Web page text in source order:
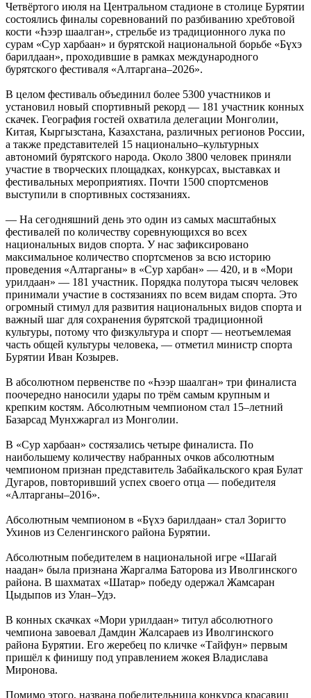
Четвёртого июля на Центральном стадионе в столице Бурятии
состоялись финалы соревнований по разбиванию хребтовой
кости «Һээр шаалган», стрельбе из традиционного лука по
сурам «Сур харбаан» и бурятской национальной борьбе «Бүхэ
барилдаан», проходившие в рамках международного
бурятского фестиваля «Алтаргана–2026».
В целом фестиваль объединил более 5300 участников и
установил новый спортивный рекорд — 181 участник конных
скачек. География гостей охватила делегации Монголии,
Китая, Кыргызстана, Казахстана, различных регионов России,
а также представителей 15 национально–культурных
автономий бурятского народа. Около 3800 человек приняли
участие в творческих площадках, конкурсах, выставках и
фестивальных мероприятиях. Почти 1500 спортсменов
выступили в спортивных состязаниях.
— На сегодняшний день это один из самых масштабных
фестивалей по количеству соревнующихся во всех
национальных видов спорта. У нас зафиксировано
максимальное количество спортсменов за всю историю
проведения «Алтарганы» в «Сур харбан» — 420, и в «Мори
урилдаан» — 181 участник. Порядка полутора тысяч человек
принимали участие в состязаниях по всем видам спорта. Это
огромный стимул для развития национальных видов спорта и
важный шаг для сохранения бурятской традиционной
культуры, потому что физкультура и спорт — неотъемлемая
часть общей культуры человека, — отметил министр спорта
Бурятии Иван Козырев.
В абсолютном первенстве по «Һээр шаалган» три финалиста
поочередно наносили удары по трём самым крупным и
крепким костям. Абсолютным чемпионом стал 15–летний
Базарсад Мунхжаргал из Монголии.
В «Сур харбаан» состязались четыре финалиста. По
наибольшему количеству набранных очков абсолютным
чемпионом признан представитель Забайкальского края Булат
Дугаров, повторивший успех своего отца — победителя
«Алтарганы–2016».
Абсолютным чемпионом в «Бүхэ барилдаан» стал Зоригто
Ухинов из Селенгинского района Бурятии.
Абсолютным победителем в национальной игре «Шагай
наадан» была признана Жаргалма Баторова из Иволгинского
района. В шахматах «Шатар» победу одержал Жамсаран
Цыдыпов из Улан–Удэ.
В конных скачках «Мори урилдаан» титул абсолютного
чемпиона завоевал Дамдин Жалсараев из Иволгинского
района Бурятии. Его жеребец по кличке «Тайфун» первым
пришёл к финишу под управлением жокея Владислава
Миронова.
Помимо этого, названа победительница конкурса красавиц